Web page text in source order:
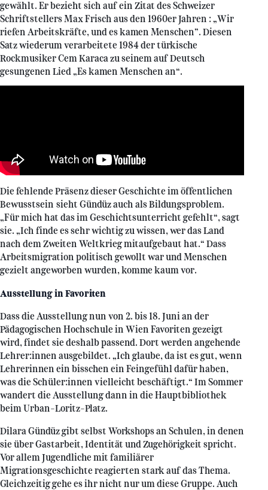
gewählt. Er bezieht sich auf ein Zitat des Schweizer
Schriftstellers Max Frisch aus den 1960er Jahren : „Wir
riefen Arbeitskräfte, und es kamen Menschen”. Diesen
Satz wiederum verarbeitete 1984 der türkische
Rockmusiker Cem Karaca zu seinem auf Deutsch
gesungenen Lied „Es kamen Menschen an“.
Die fehlende Präsenz dieser Geschichte im öffentlichen
Bewusstsein sieht Gündüz auch als Bildungsproblem.
„Für mich hat das im Geschichtsunterricht gefehlt“, sagt
sie. „Ich finde es sehr wichtig zu wissen, wer das Land
nach dem Zweiten Weltkrieg mitaufgebaut hat.“ Dass
Arbeitsmigration politisch gewollt war und Menschen
gezielt angeworben wurden, komme kaum vor.
Ausstellung in Favoriten
Dass die Ausstellung nun von 2. bis 18. Juni an der
Pädagogischen Hochschule in Wien Favoriten gezeigt
wird, findet sie deshalb passend. Dort werden angehende
Lehrer:innen ausgebildet. „Ich glaube, da ist es gut, wenn
Lehrerinnen ein bisschen ein Feingefühl dafür haben,
was die Schüler:innen vielleicht beschäftigt.“ Im Sommer
wandert die Ausstellung dann in die Hauptbibliothek
beim Urban-Loritz-Platz.
Dilara Gündüz gibt selbst Workshops an Schulen, in denen
sie über Gastarbeit, Identität und Zugehörigkeit spricht.
Vor allem Jugendliche mit familiärer
Migrationsgeschichte reagierten stark auf das Thema.
Gleichzeitig gehe es ihr nicht nur um diese Gruppe. Auch